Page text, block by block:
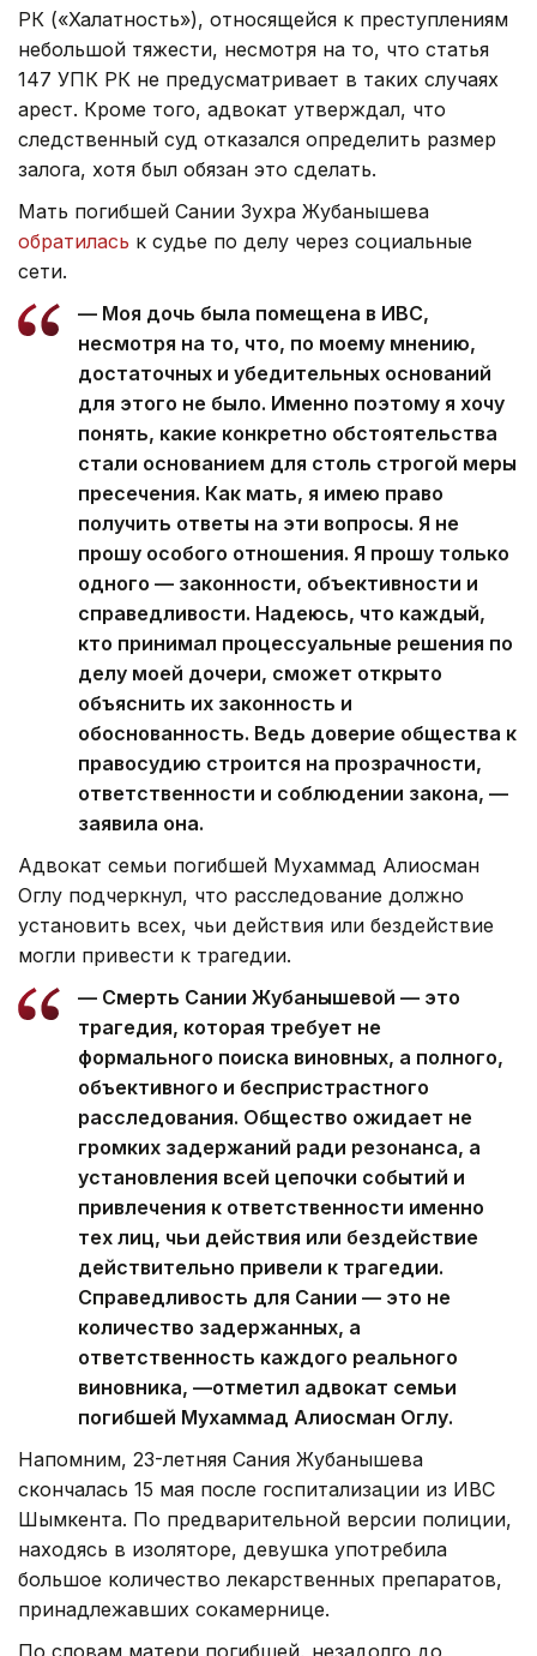
РК («Халатность»), относящейся к преступлениям
небольшой тяжести, несмотря на то, что статья
147 УПК РК не предусматривает в таких случаях
арест. Кроме того, адвокат утверждал, что
следственный суд отказался определить размер
залога, хотя был обязан это сделать.
Мать погибшей Сании Зухра Жубанышева
обратилась к судье по делу через социальные
сети.
— Моя дочь была помещена в ИВС,
несмотря на то, что, по моему мнению,
достаточных и убедительных оснований
для этого не было. Именно поэтому я хочу
понять, какие конкретно обстоятельства
стали основанием для столь строгой меры
пресечения. Как мать, я имею право
получить ответы на эти вопросы. Я не
прошу особого отношения. Я прошу только
одного — законности, объективности и
справедливости. Надеюсь, что каждый,
кто принимал процессуальные решения по
делу моей дочери, сможет открыто
объяснить их законность и
обоснованность. Ведь доверие общества к
правосудию строится на прозрачности,
ответственности и соблюдении закона, —
заявила она.
Адвокат семьи погибшей Мухаммад Алиосман
Оглу подчеркнул, что расследование должно
установить всех, чьи действия или бездействие
могли привести к трагедии.
— Смерть Сании Жубанышевой — это
трагедия, которая требует не
формального поиска виновных, а полного,
объективного и беспристрастного
расследования. Общество ожидает не
громких задержаний ради резонанса, а
установления всей цепочки событий и
привлечения к ответственности именно
тех лиц, чьи действия или бездействие
действительно привели к трагедии.
Справедливость для Сании — это не
количество задержанных, а
ответственность каждого реального
виновника, —отметил адвокат семьи
погибшей Мухаммад Алиосман Оглу.
Напомним, 23-летняя Сания Жубанышева
скончалась 15 мая после госпитализации из ИВС
Шымкента. По предварительной версии полиции,
находясь в изоляторе, девушка употребила
большое количество лекарственных препаратов,
принадлежавших сокамернице.
По словам матери погибшей, незадолго до